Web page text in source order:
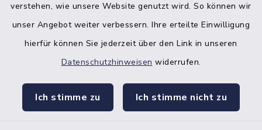
verstehen, wie unsere Website genutzt wird. So können wir
unser Angebot weiter verbessern. Ihre erteilte Einwilligung
hierfür können Sie jederzeit über den Link in unseren
Datenschutzhinweisen widerrufen.
Ich stimme zu Ich stimme nicht zu
facebook